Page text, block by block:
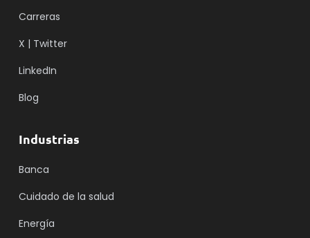
Carreras
X | Twitter
LinkedIn
Blog
Industrias
Banca
Cuidado de la salud
Energía